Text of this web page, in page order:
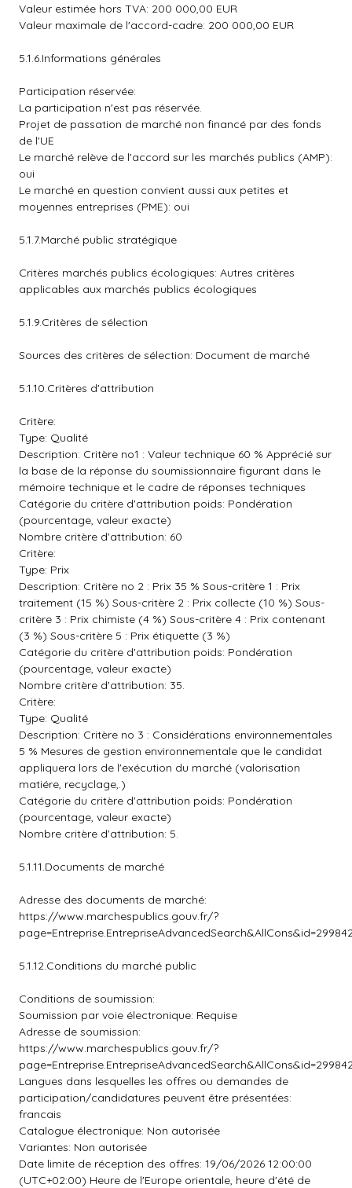
Valeur estimée hors TVA: 200 000,00 EUR
Valeur maximale de l'accord-cadre: 200 000,00 EUR
5.1.6.Informations générales
Participation réservée:
La participation n'est pas réservée.
Projet de passation de marché non financé par des fonds
de l'UE
Le marché relève de l'accord sur les marchés publics (AMP):
oui
Le marché en question convient aussi aux petites et
moyennes entreprises (PME): oui
5.1.7.Marché public stratégique
Critères marchés publics écologiques: Autres critères
applicables aux marchés publics écologiques
5.1.9.Critères de sélection
Sources des critères de sélection: Document de marché
5.1.10.Critères d'attribution
Critère:
Type: Qualité
Description: Critère no1 : Valeur technique 60 % Apprécié sur
la base de la réponse du soumissionnaire figurant dans le
mémoire technique et le cadre de réponses techniques
Catégorie du critère d'attribution poids: Pondération
(pourcentage, valeur exacte)
Nombre critère d'attribution: 60
Critère:
Type: Prix
Description: Critère no 2 : Prix 35 % Sous-critère 1 : Prix
traitement (15 %) Sous-critère 2 : Prix collecte (10 %) Sous-
critère 3 : Prix chimiste (4 %) Sous-critère 4 : Prix contenant
(3 %) Sous-critère 5 : Prix étiquette (3 %)
Catégorie du critère d'attribution poids: Pondération
(pourcentage, valeur exacte)
Nombre critère d'attribution: 35.
Critère:
Type: Qualité
Description: Critère no 3 : Considérations environnementales
5 % Mesures de gestion environnementale que le candidat
appliquera lors de l'exécution du marché (valorisation
matiére, recyclage,.)
Catégorie du critère d'attribution poids: Pondération
(pourcentage, valeur exacte)
Nombre critère d'attribution: 5.
5.1.11.Documents de marché
Adresse des documents de marché:
https://www.marchespublics.gouv.fr/?
5.1.12.Conditions du marché public
Conditions de soumission:
Soumission par voie électronique: Requise
Adresse de soumission:
https://www.marchespublics.gouv.fr/?
Langues dans lesquelles les offres ou demandes de
participation/candidatures peuvent être présentées:
francais
Catalogue électronique: Non autorisée
Variantes: Non autorisée
Date limite de réception des offres: 19/06/2026 12:00:00
(UTC+02:00) Heure de l'Europe orientale, heure d'été de